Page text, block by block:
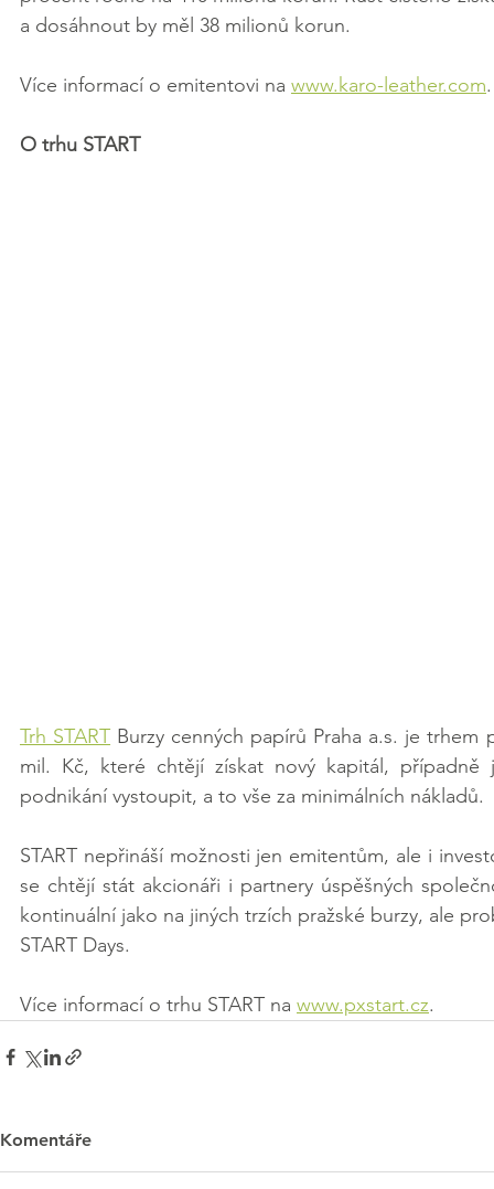
a dosáhnout by měl 38 milionů korun.
Více informací o emitentovi na www.karo-leather.com.
O trhu START
Trh START Burzy cenných papírů Praha a.s. je
mil. Kč, které chtějí získat nový kapitál, případně
podnikání vystoupit, a to vše za minimálních nákladů.
START nepřináší možnosti jen emitentům, ale i
se chtějí stát akcionáři i partnery úspěšných
kontinuální jako na jiných trzích pražské burzy, ale
START Days.
Více informací o trhu START na www.pxstart.cz.
Komentáře